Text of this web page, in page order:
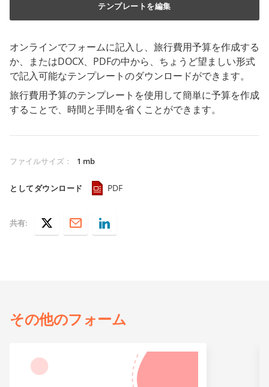
オンラインでフォームに記入し、旅行費用予算を作成する
か、またはDOCX、PDFの中から、ちょうど望ましい形式
で記入可能なテンプレートのダウンロードができます。
旅行費用予算のテンプレートを使用して簡単に予算を作成
することで、時間と手間を省くことができます。
ファイルサイズ ： 1 mb
としてダウンロード PDF
テンプレートを編集
共有:
その他のフォーム